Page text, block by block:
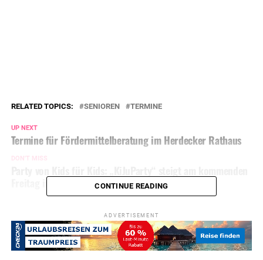
RELATED TOPICS: SENIOREN TERMINE
UP NEXT
Termine für Fördermittelberatung im Herdecker Rathaus
DON'T MISS
Freitag im FachWerk
CONTINUE READING
ADVERTISEMENT